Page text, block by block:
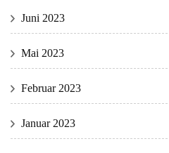
Juni 2023
Mai 2023
Februar 2023
Januar 2023